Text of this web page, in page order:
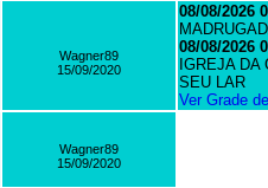
Wagner89
15/09/2020
08/08/2026
08/08/2026
IGREJA DA
SEU LAR
Ver Grade
Wagner89
15/09/2020